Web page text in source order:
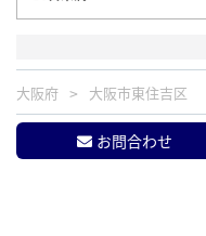
大阪府 大阪市東住吉区
お問合わせ